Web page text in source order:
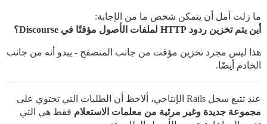
ما زلت آمل أن يتمكن شخص ما من الإجابة:
أين يتم تخزين ردود HTTP لملفات الأصول مؤقتًا في Discourse؟
هذا ليس مجرد تخزين مؤقت من جانب المتصفح - يبدو أنه من جانب
الخادم أيضًا.
عند تتبع سجل Rails الإنتاجي، ألاحظ أن الطلبات التي تحتوي على
مجموعة جديدة وغير مرئية من معلمات الاستعلام فقط هي التي